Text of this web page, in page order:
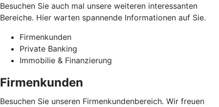
Besuchen Sie auch mal unsere weiteren interessanten
Bereiche. Hier warten spannende Informationen auf Sie.
Firmenkunden
Private Banking
Immobilie & Finanzierung
Firmenkunden
Besuchen Sie unseren Firmenkundenbereich. Wir freuen